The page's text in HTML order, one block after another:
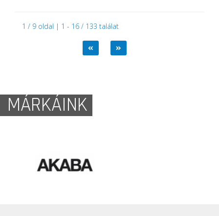
1 / 9 oldal | 1 - 16 / 133 találat
MÁRKÁINK